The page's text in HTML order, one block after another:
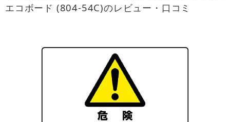
エコボード (804-54C)のレビュー・口コミ